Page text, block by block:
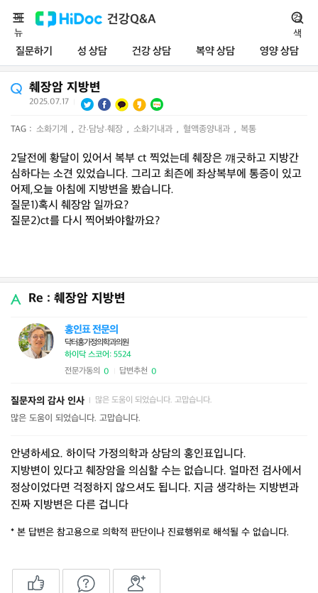
건강Q&A
질문하기 성 상담 건강 상담 복약 상담 영양 상담
메
뉴
검
색
췌장암 지방변
2025.07.17
TAG : 소화기계 , 간·담낭·췌장 , 소화기내과 , 혈액종양내과 , 복통
2달전에 황달이 있어서 복부 ct 찍었는데 췌장은 꺠긋하고 지방간
심하다는 소견 있었습니다. 그리고 최즌에 좌상복부에 통증이 있고
어제,오늘 아침에 지방변을 봤습니다.
질문1)혹시 췌장암 일까요?
질문2)ct를 다시 찍어봐야할까요?
Re : 췌장암 지방변
홍인표 전문의
닥터홍가정의학과의원
하이닥 스코어: 5524
전문가동의 0 답변추천 0
질문자의 감사 인사 많은 도움이 되었습니다. 고맙습니다.
많은 도움이 되었습니다. 고맙습니다.
안녕하세요. 하이닥 가정의학과 상담의 홍인표입니다.
지방변이 있다고 췌장암을 의심할 수는 없습니다. 얼마전 검사에서
정상이었다면 걱정하지 않으셔도 됩니다. 지금 생각하는 지방변과
진짜 지방변은 다른 겁니다
* 본 답변은 참고용으로 의학적 판단이나 진료행위로 해석될 수 없습니다.